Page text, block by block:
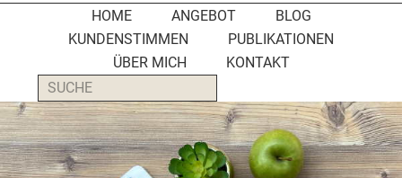
Media
Manager
PR-
Agenturen
HOME ANGEBOT
BLOG
KUNDENSTIMMEN
PUBLIKATIONEN
ÜBER MICH
KONTAKT
SUCHE